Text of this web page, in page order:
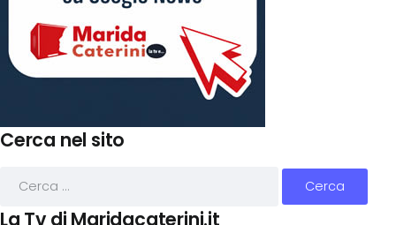
Cerca nel sito
La Tv di Maridacaterini.it